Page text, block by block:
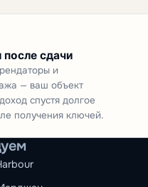
сдачи
и
— ваш объект
спустя долгое
получения ключей.